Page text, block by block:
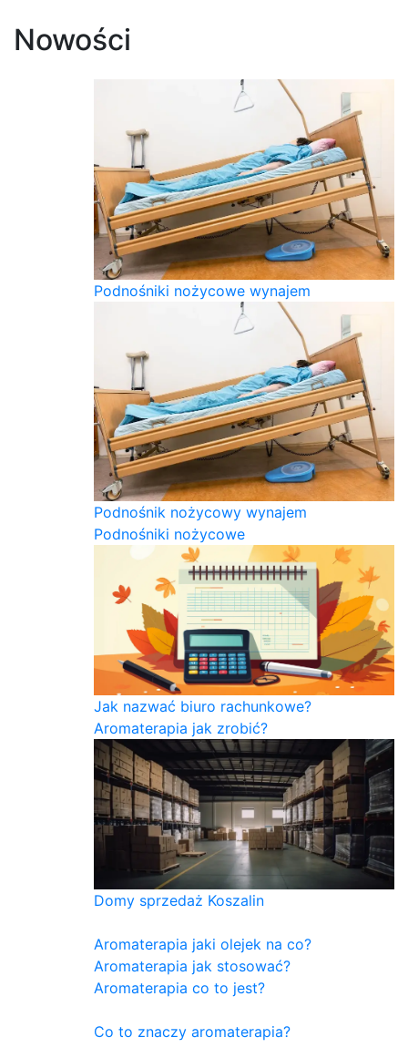
Nowości
Podnośniki nożycowe wynajem
Podnośnik nożycowy wynajem
Podnośniki nożycowe
Jak nazwać biuro rachunkowe?
Aromaterapia jak zrobić?
Domy sprzedaż Koszalin
Aromaterapia jaki olejek na co?
Aromaterapia jak stosować?
Aromaterapia co to jest?
Co to znaczy aromaterapia?